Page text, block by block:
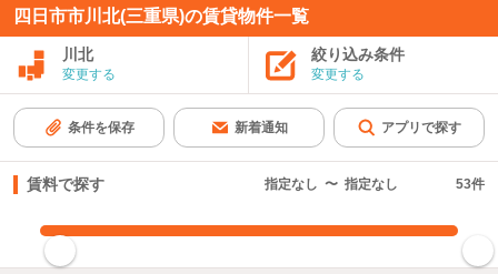
四日市市川北(三重県)の賃貸物件一覧
川北
変更する
絞り込み条件
変更する
条件を保存 新着通知 アプリで探す
賃料で探す 指定なし 〜 指定なし 53件